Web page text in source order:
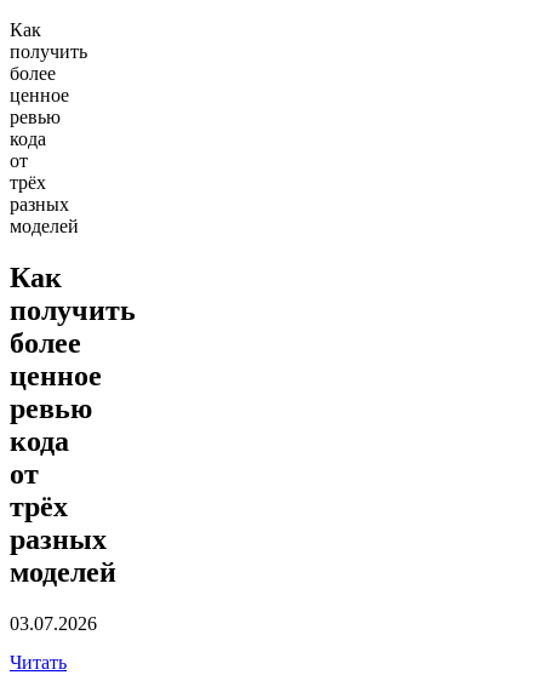
Как
получить
более
ценное
ревью
кода
от
трёх
разных
моделей
Как
получить
более
ценное
ревью
кода
от
трёх
разных
моделей
03.07.2026
Читать